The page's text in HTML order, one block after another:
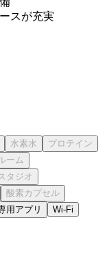
スが充実
用アプリ Wi-Fi